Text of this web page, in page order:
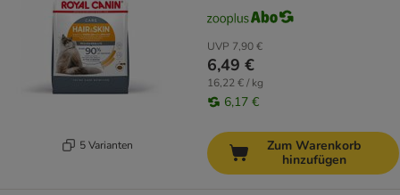
5 Varianten
UVP 7,90 €
6,49 €
16,22 € / kg
6,17 €
Zum Warenkorb
hinzufügen